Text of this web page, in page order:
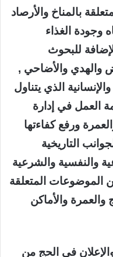
بالمناخ والأرصاد
وجودة الغذاء
للبحوث
والهدي والأضاحي ,
الذي يتناول
العمل في إدارة
ورفع كفاءتها
التاريخية
والنفسية والشرعية
الموضوعات المتعلقة
والعمرة والأماكن
في الحج من